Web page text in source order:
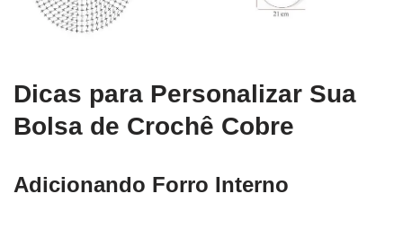
Dicas para Personalizar Sua
Bolsa de Crochê Cobre
Adicionando Forro Interno